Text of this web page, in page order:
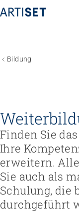
Bildung
Finden Sie
Ihre
erweitern.
Sie auch als
Schulung, die
durchgeführt